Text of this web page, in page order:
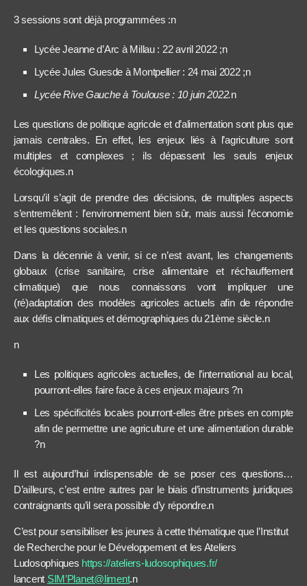
3 sessions sont déjà programmées :n
Lycée Jeanne d’Arc à Millau : 22 avril 2022 ;n
Lycée Jules Guesde à Montpellier : 24 mai 2022 ;n
Lycée Rive Gauche à Toulouse : 10 juin 2022.n
Les questions de politique agricole et d’alimentation sont plus que
jamais centrales. En effet, les enjeux liés à l’agriculture sont
multiples et complexes ; ils dépassent les seuls enjeux
écologiques.n
Lorsqu’il s’agit de prendre des décisions, de multiples aspects
s’entremêlent : l’environnement bien sûr, mais aussi l’économie
et les questions sociales.n
Dans la décennie à venir, si ce n’est avant, les changements
globaux (crise sanitaire, crise alimentaire et réchauffement
climatique) que nous connaissons vont impliquer une
(ré)adaptation des modèles agricoles actuels afin de répondre
aux défis climatiques et démographiques du 21ème siècle.n
n
Les politiques agricoles actuelles, de l’international au local,
pourront-elles faire face à ces enjeux majeurs ?n
Les spécificités locales pourront-elles être prises en compte
afin de permettre une agriculture et une alimentation durable
?n
Il est aujourd’hui indispensable de se poser ces questions…
D’ailleurs, c’est entre autres par le biais d’instruments juridiques
contraignants qu’il sera possible d’y répondre.n
C’est pour sensibiliser les jeunes à cette thématique que l’Institut
de Recherche pour le Développement et les Ateliers
Ludosophiques https://ateliers-ludosophiques.fr/
lancent SIM’Planet@liment.n